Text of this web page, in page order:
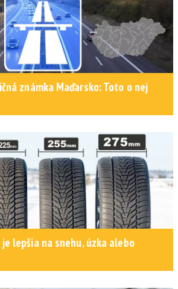
známka Maďarsko: Toto o nej
lepšia na snehu, úzka alebo